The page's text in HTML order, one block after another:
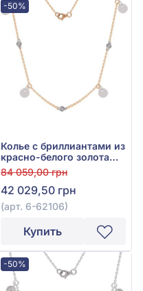
-50%
Колье с бриллиантами из
красно-белого золота
585°, Бриллиант 0,06ct,
арт. 6-62106
84 059,00 грн
42 029,50 грн
(арт. 6-62106)
Купить
-50%